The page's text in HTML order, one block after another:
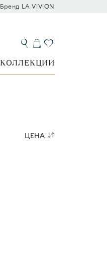
Бренд LA VIVION
КОЛЛЕКЦИИ
ЦЕНА